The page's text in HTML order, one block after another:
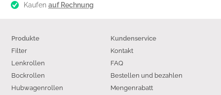
Kaufen auf Rechnung
Produkte
Filter
Lenkrollen
Bockrollen
Hubwagenrollen
Kundenservice
Kontakt
FAQ
Bestellen und bezahlen
Mengenrabatt